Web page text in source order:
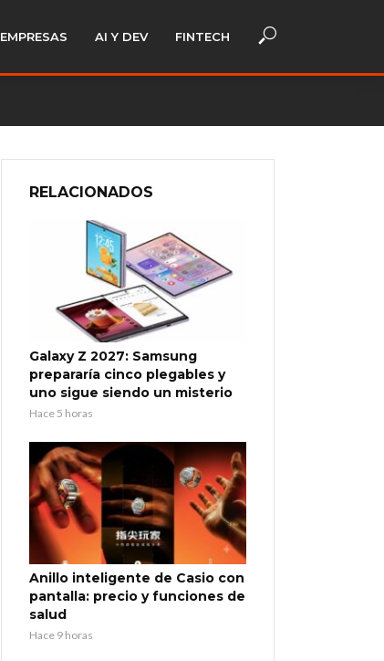
EMPRESAS AI Y DEV FINTECH
RELACIONADOS
Galaxy Z 2027: Samsung
prepararía cinco plegables y
uno sigue siendo un misterio
Hace 5 horas
Anillo inteligente de Casio con
pantalla: precio y funciones de
salud
Hace 9 horas